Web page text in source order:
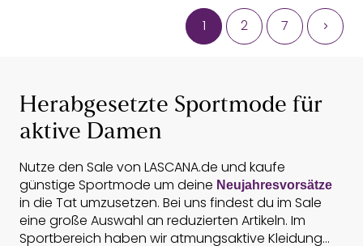
1 2 7
Herabgesetzte Sportmode für
aktive Damen
Nutze den Sale von LASCANA.de und kaufe
günstige Sportmode um deine Neujahresvorsätze
in die Tat umzusetzen. Bei uns findest du im Sale
eine große Auswahl an reduzierten Artikeln. Im
Sportbereich haben wir atmungsaktive Kleidung